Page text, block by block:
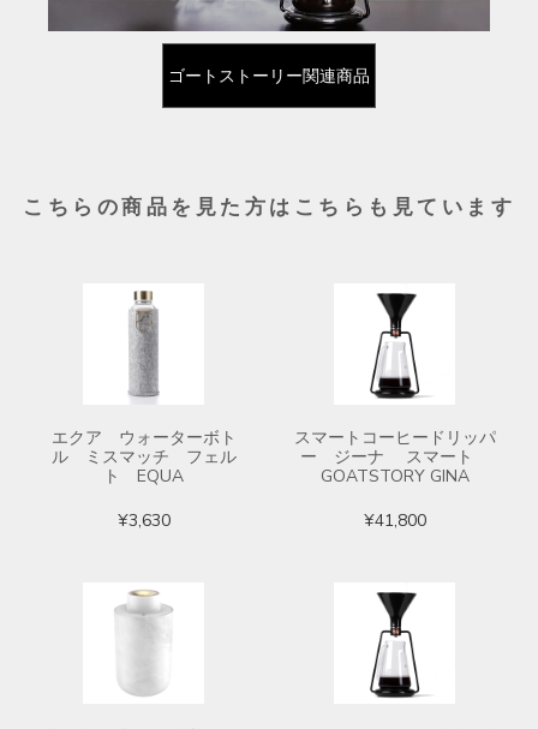
ゴートストーリー関連商品
こちらの商品を見た方はこちらも見ています
エクア ウォーターボト
ル ミスマッチ フェル
ト EQUA
¥3,630
スマートコーヒードリッパ
ー ジーナ スマート
GOATSTORY GINA
¥41,800